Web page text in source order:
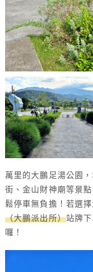
萬里的大鵬足湯公園
街、金山財神廟等景
鬆停車無負擔！若選
（大鵬派出所）站牌
囉！